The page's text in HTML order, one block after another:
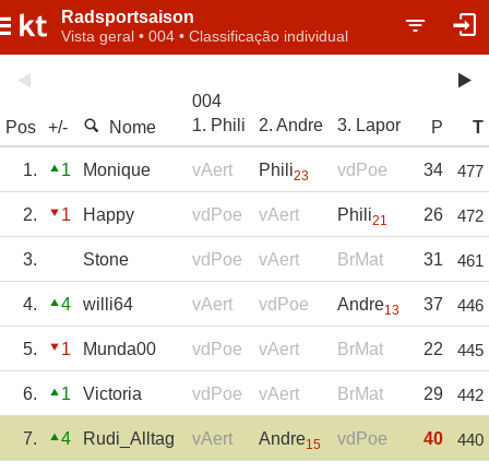
Radsportsaison
Vista geral • 004 • Classificação individual
Pos +/- Nome
004
1. Phili
2. Andre 3. Lapor P T
1. 1 Monique vAert Phili23 vdPoe 34 477
2. 1 Happy vdPoe vAert Phili21 26 472
3. Stone vdPoe vAert BrMat 31 461
4. 4 willi64 vAert vdPoe Andre13 37 446
5. 1 Munda00 vdPoe vAert BrMat 22 445
6. 1 Victoria vdPoe vAert BrMat 29 442
7. 4 Rudi_Alltag vAert Andre15 vdPoe 40 440